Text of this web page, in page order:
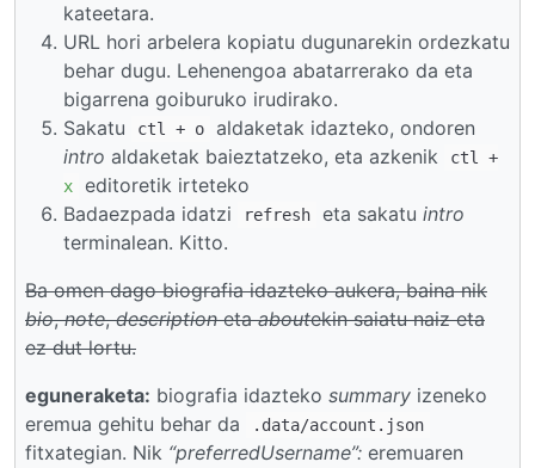
kateetara.
URL hori arbelera kopiatu dugunarekin ordezkatu
behar dugu. Lehenengoa abatarrerako da eta
bigarrena goiburuko irudirako.
Sakatu
ctl + o
aldaketak idazteko, ondoren
intro aldaketak baieztatzeko, eta azkenik
ctl +
x
editoretik irteteko
Badaezpada idatzi
refresh eta sakatu intro
terminalean. Kitto.
Ba omen dago biografia idazteko aukera, baina nik
bio,note,descriptionetaaboutekin saiatu naiz eta
ez dut lortu.
eguneraketa: biografia idazteko summary izeneko
eremua gehitu behar da
.data/account.json
fitxategian. Nik “preferredUsername”: eremuaren